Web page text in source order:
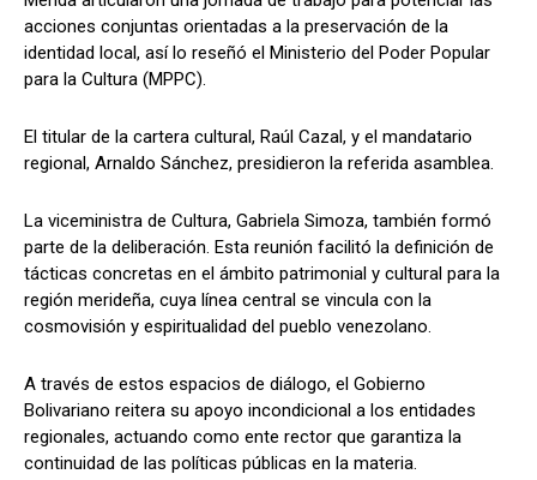
acciones conjuntas orientadas a la preservación de la
identidad local, así lo reseñó el Ministerio del Poder Popular
para la Cultura (MPPC).
El titular de la cartera cultural, Raúl Cazal, y el mandatario
regional, Arnaldo Sánchez, presidieron la referida asamblea.
La viceministra de Cultura, Gabriela Simoza, también formó
parte de la deliberación. Esta reunión facilitó la definición de
tácticas concretas en el ámbito patrimonial y cultural para la
región merideña, cuya línea central se vincula con la
cosmovisión y espiritualidad del pueblo venezolano.
A través de estos espacios de diálogo, el Gobierno
Bolivariano reitera su apoyo incondicional a los entidades
regionales, actuando como ente rector que garantiza la
continuidad de las políticas públicas en la materia.